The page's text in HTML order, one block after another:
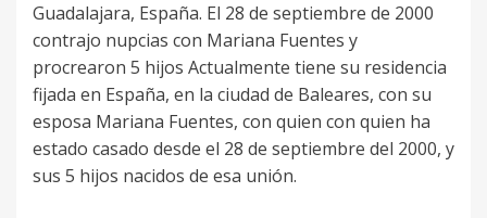
Guadalajara, España. El 28 de septiembre de 2000
contrajo nupcias con Mariana Fuentes y
procrearon 5 hijos Actualmente tiene su residencia
fijada en España, en la ciudad de Baleares, con su
esposa Mariana Fuentes, con quien con quien ha
estado casado desde el 28 de septiembre del 2000, y
sus 5 hijos nacidos de esa unión.